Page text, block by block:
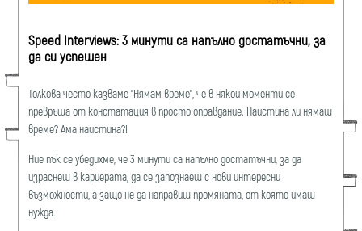
Speed Interviews: 3 минути са напълно достатъчни, за
да си успешен
Толкова често казваме “Нямам време”, че в някои моменти се
превръща от констатация в просто оправдание. Наистина ли нямаш
време? Ама наистина?!
Ние пък се убедихме, че 3 минути са напълно достатъчни, за да
израснеш в кариерата, да се запознаеш с нови интересни
възможности, а защо не да направиш промяната, от която имаш
нужда.